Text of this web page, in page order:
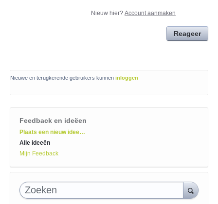
Nieuw hier? Account aanmaken
Reageer
Nieuwe en terugkerende gebruikers kunnen inloggen
Feedback en ideëen
Categorieën
Plaats een nieuw idee…
Alle ideeën
Mijn Feedback
Zoeken